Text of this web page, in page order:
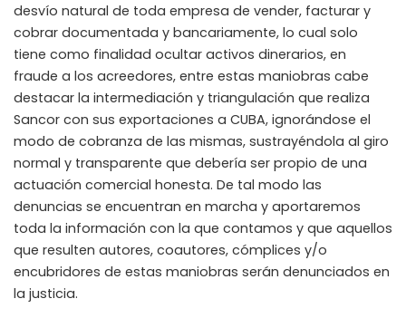
desvío natural de toda empresa de vender, facturar y
cobrar documentada y bancariamente, lo cual solo
tiene como finalidad ocultar activos dinerarios, en
fraude a los acreedores, entre estas maniobras cabe
destacar la intermediación y triangulación que realiza
Sancor con sus exportaciones a CUBA, ignorándose el
modo de cobranza de las mismas, sustrayéndola al giro
normal y transparente que debería ser propio de una
actuación comercial honesta. De tal modo las
denuncias se encuentran en marcha y aportaremos
toda la información con la que contamos y que aquellos
que resulten autores, coautores, cómplices y/o
encubridores de estas maniobras serán denunciados en
la justicia.